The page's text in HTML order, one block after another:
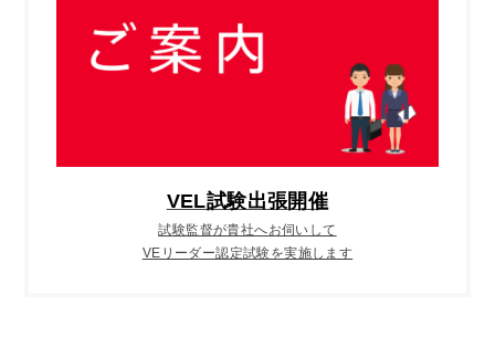
VEL試験出張開催
試験監督が貴社へお伺いして
VEリーダー認定試験を実施します